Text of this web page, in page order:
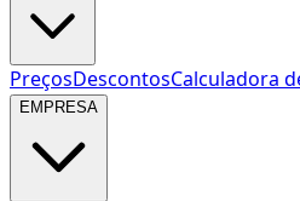
PreçosDescontosCalculadora
EMPRESA